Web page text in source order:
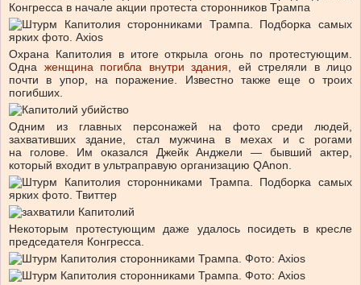
Конгресса в начале акции протеста сторонников Трампа
Охрана Капитолия в итоге открыла огонь по протестующим.
Одна женщина погибла внутри здания, ей стреляли в лицо
почти в упор, на поражение. Известно также еще о троих
погибших.
Одним из главных персонажей на фото среди людей,
захвативших здание, стал мужчина в мехах и с рогами
на голове. Им оказался Джейк Анджели — бывший актер,
который входит в ультраправую организацию QAnon.
Некоторым протестующим даже удалось посидеть в кресле
председателя Конгресса.